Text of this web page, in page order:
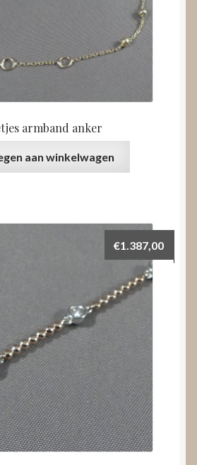
armband anker
aan winkelwagen
€1.387,00